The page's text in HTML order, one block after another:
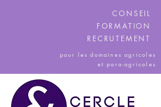
CONSEIL
FORMATION
RECRUTEMENT
pour les domaines agricoles
et para-agricoles